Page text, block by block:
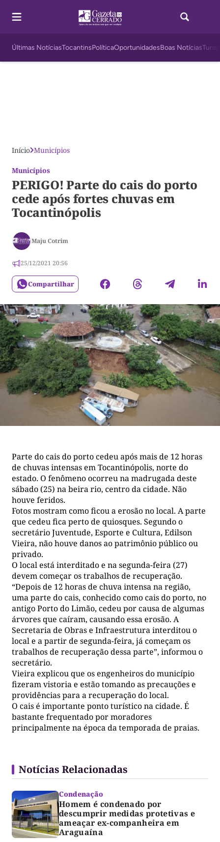
Últimas NotíciasTocantinsPolíticaOportunidadesBoas Notícias
Início Municípios
Municípios
PERIGO! Parte do cais do porto
cede após fortes chuvas em
Tocantinópolis
Maju Cotrim
25/12/2021 20:56
Compartilhar
Parte do cais do porto cedeu após mais de 12 horas
de chuvas intensas em Tocantinópolis, norte do
estado. O fenômeno ocorreu na madrugada deste
sábado (25) na beira rio, centro da cidade. Não
houve feridos.
Fotos mostram como ficou a erosão no local. A parte
que cedeu fica perto de quiosques. Segundo o
secretário Juventude, Esporte e Cultura, Edilson
Vieira, não houve danos ao patrimônio público ou
privado.
O local está interditado e na segunda-feira (27)
devem começar os trabalhos de recuperação.
“Depois de 12 horas de chuva intensa na região,
uma parte do cais, conhecido como cais do porto, no
antigo Porto do Limão, cedeu por causa de algumas
árvores que caíram, causando essa erosão. A
Secretaria de Obras e Infraestrutura interditou o
local e a partir de segunda-feira, já começam os
trabalhos de recuperação dessa parte”, informou o
secretário.
Vieira explicou que os engenheiros do município
fizeram vistoria e estão tomando as precauções e
providências para a recuperação do local.
O cais é importante ponto turístico na cidade. É
bastante frequentado por moradores
principalmente na época da temporada de praias.
Notícias Relacionadas
Condenação
Homem é condenado por
descumprir medidas protetivas e
ameaçar ex-companheira em
Araguaína